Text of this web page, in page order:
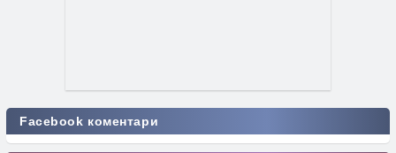
Facebook коментари